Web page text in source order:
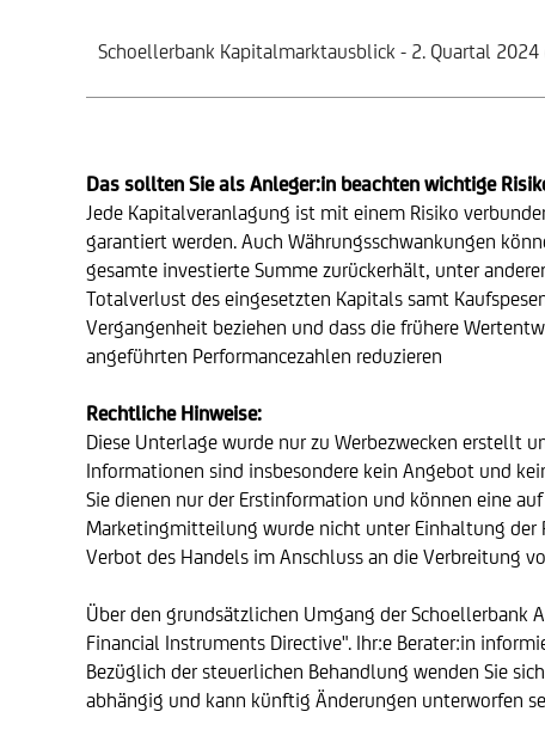
Schoellerbank Kapitalmarktausblick - 2. Quartal 2024
Das sollten Sie als Anleger:in beachten wichtige
Jede Kapitalveranlagung ist mit einem Risiko
garantiert werden. Auch Währungsschwankungen
gesamte investierte Summe zurückerhält, unter
Totalverlust des eingesetzten Kapitals samt
Vergangenheit beziehen und dass die frühere
angeführten Performancezahlen reduzieren
Rechtliche Hinweise:
Diese Unterlage wurde nur zu Werbezwecken erstellt
Informationen sind insbesondere kein Angebot und
Sie dienen nur der Erstinformation und können eine
Marketingmitteilung wurde nicht unter Einhaltung der
Verbot des Handels im Anschluss an die Verbreitung
Über den grundsätzlichen Umgang der Schoellerbank
Financial Instruments Directive". Ihr:e Berater:in
Bezüglich der steuerlichen Behandlung wenden Sie
abhängig und kann künftig Änderungen unterworfen